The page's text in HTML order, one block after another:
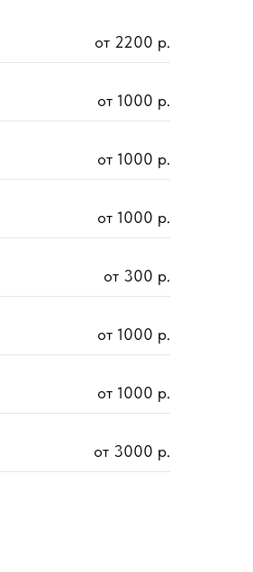
от 2200 р.
от 1000 р.
от 1000 р.
от 1000 р.
от 300 р.
от 1000 р.
от 1000 р.
от 3000 р.